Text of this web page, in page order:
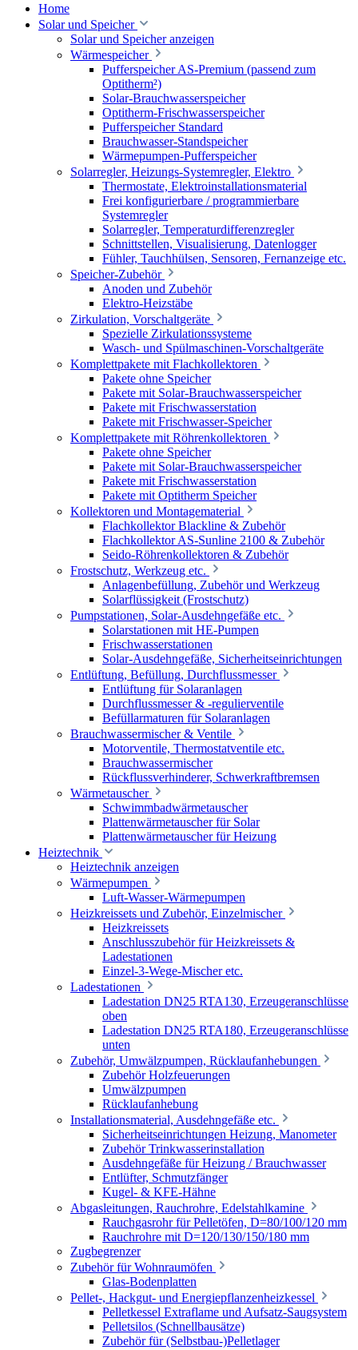
Home
Solar und Speicher
Solar und Speicher anzeigen
Wärmespeicher
Pufferspeicher AS-Premium (passend zum
Optitherm²)
Solar-Brauchwasserspeicher
Optitherm-Frischwasserspeicher
Pufferspeicher Standard
Brauchwasser-Standspeicher
Wärmepumpen-Pufferspeicher
Solarregler, Heizungs-Systemregler, Elektro
Thermostate, Elektroinstallationsmaterial
Frei konfigurierbare / programmierbare
Systemregler
Solarregler, Temperaturdifferenzregler
Schnittstellen, Visualisierung, Datenlogger
Fühler, Tauchhülsen, Sensoren, Fernanzeige etc.
Speicher-Zubehör
Anoden und Zubehör
Elektro-Heizstäbe
Zirkulation, Vorschaltgeräte
Spezielle Zirkulationssysteme
Wasch- und Spülmaschinen-Vorschaltgeräte
Komplettpakete mit Flachkollektoren
Pakete ohne Speicher
Pakete mit Solar-Brauchwasserspeicher
Pakete mit Frischwasserstation
Pakete mit Frischwasser-Speicher
Komplettpakete mit Röhrenkollektoren
Pakete ohne Speicher
Pakete mit Solar-Brauchwasserspeicher
Pakete mit Frischwasserstation
Pakete mit Optitherm Speicher
Kollektoren und Montagematerial
Flachkollektor Blackline & Zubehör
Flachkollektor AS-Sunline 2100 & Zubehör
Seido-Röhrenkollektoren & Zubehör
Frostschutz, Werkzeug etc.
Anlagenbefüllung, Zubehör und Werkzeug
Solarflüssigkeit (Frostschutz)
Pumpstationen, Solar-Ausdehngefäße etc.
Solarstationen mit HE-Pumpen
Frischwasserstationen
Solar-Ausdehngefäße, Sicherheitseinrichtungen
Entlüftung, Befüllung, Durchflussmesser
Entlüftung für Solaranlagen
Durchflussmesser & -regulierventile
Befüllarmaturen für Solaranlagen
Brauchwassermischer & Ventile
Motorventile, Thermostatventile etc.
Brauchwassermischer
Rückflussverhinderer, Schwerkraftbremsen
Wärmetauscher
Schwimmbadwärmetauscher
Plattenwärmetauscher für Solar
Plattenwärmetauscher für Heizung
Heiztechnik
Heiztechnik anzeigen
Wärmepumpen
Luft-Wasser-Wärmepumpen
Heizkreissets und Zubehör, Einzelmischer
Heizkreissets
Anschlusszubehör für Heizkreissets &
Ladestationen
Einzel-3-Wege-Mischer etc.
Ladestationen
Ladestation DN25 RTA130, Erzeugeranschlüsse
oben
Ladestation DN25 RTA180, Erzeugeranschlüsse
unten
Zubehör, Umwälzpumpen, Rücklaufanhebungen
Zubehör Holzfeuerungen
Umwälzpumpen
Rücklaufanhebung
Installationsmaterial, Ausdehngefäße etc.
Sicherheitseinrichtungen Heizung, Manometer
Zubehör Trinkwasserinstallation
Ausdehngefäße für Heizung / Brauchwasser
Entlüfter, Schmutzfänger
Kugel- & KFE-Hähne
Abgasleitungen, Rauchrohre, Edelstahlkamine
Rauchgasrohr für Pelletöfen, D=80/100/120 mm
Rauchrohre mit D=120/130/150/180 mm
Zugbegrenzer
Zubehör für Wohnraumöfen
Glas-Bodenplatten
Pellet-, Hackgut- und Energiepflanzenheizkessel
Pelletkessel Extraflame und Aufsatz-Saugsystem
Pelletsilos (Schnellbausätze)
Zubehör für (Selbstbau-)Pelletlager